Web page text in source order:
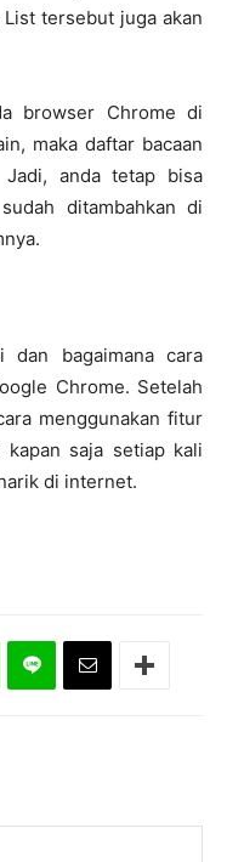
tersebut juga akan
browser Chrome di
maka daftar bacaan
anda tetap bisa
ditambahkan di
dan bagaimana cara
Chrome. Setelah
menggunakan fitur
kapan saja setiap kali
di internet.